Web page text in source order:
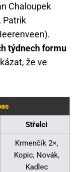
Chaloupek
Patrik
týdnech formu
že ve
Střelci
Krmenčík 2×,
Kopic, Novák,
Kadlec